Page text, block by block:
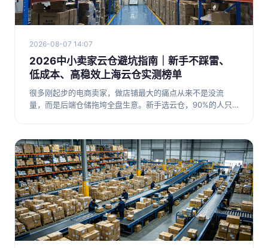
2026-08-07 14:07
2026中小卖家云仓避坑指南｜新手不踩雷、
低成本、高稳效上海云仓实测榜单
很多刚起步的电商卖家，做店铺最大的痛点从来不是没流
量，而是后端仓储拖垮全盘生意。新手选云仓，90%的人只